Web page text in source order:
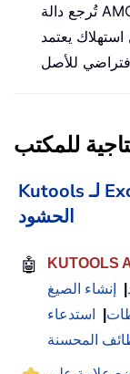
تُرجع دالة AMORDEGRC الاستهلاك الخطي لأصل معين
يعتمد
للمكتب
Kutools لـ Excel - يساعدك على التميز بين
الحشود
🤖
إنشاء الصيغ
استدعاء
المحسنة